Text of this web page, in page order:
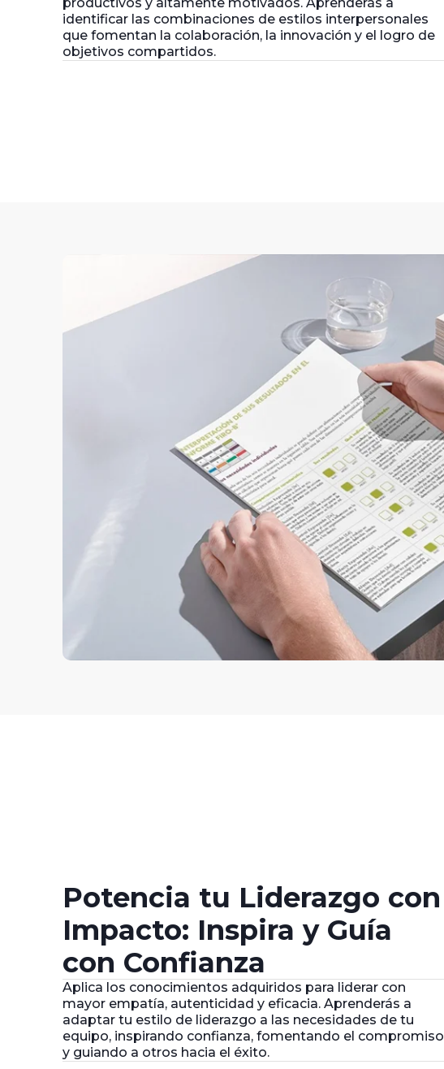
identificar las combinaciones de estilos interpersonales
que fomentan la colaboración, la innovación y el logro de
objetivos compartidos.
Potencia tu Liderazgo con
Impacto: Inspira y Guía
con Confianza
Aplica los conocimientos adquiridos para liderar con
mayor empatía, autenticidad y eficacia. Aprenderás a
adaptar tu estilo de liderazgo a las necesidades de tu
equipo, inspirando confianza, fomentando el compromiso
y guiando a otros hacia el éxito.